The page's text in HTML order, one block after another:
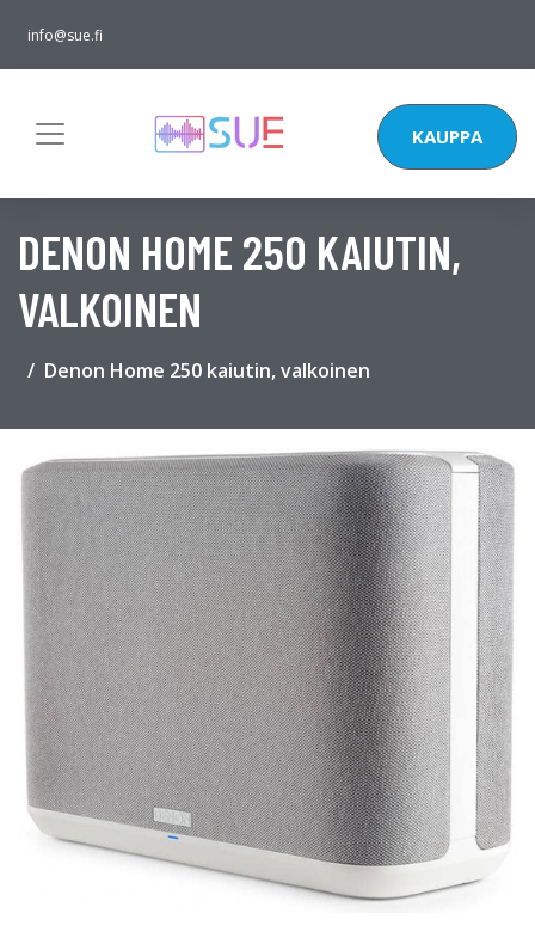
info@sue.fi
KAUPPA
DENON HOME 250 KAIUTIN,
VALKOINEN
Denon Home 250 kaiutin, valkoinen